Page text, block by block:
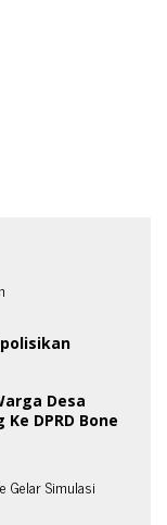
Desa
DPRD Bone